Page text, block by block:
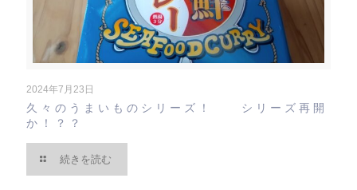
2024年7月23日
久々のうまいものシリーズ！ シリーズ再開
か！？？
続きを読む